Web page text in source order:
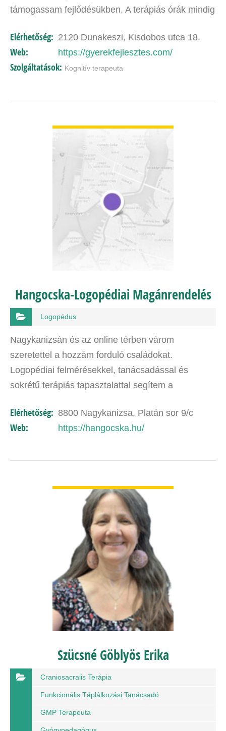
támogassam fejlődésükben. A terápiás órák mindig
sajátosságaikhoz és…
Elérhetőség: 2120 Dunakeszi, Kisdobos utca 18.
Web: https://gyerekfejlesztes.com/
Szolgáltatások: Kognitív terapeuta
Hangocska-Logopédiai Magánrendelés
Logopédus
Nagykanizsán és az online térben várom
szeretettel a hozzám forduló családokat.
Logopédiai felmérésekkel, tanácsadással és
sokrétű terápiás tapasztalattal segítem a
veszek részt szakmai továbbképzéseken,…
Elérhetőség: 8800 Nagykanizsa, Platán sor 9/c
Web: https://hangocska.hu/
Szücsné Göblyös Erika
Craniosacralis Terápia
Funkcionális Táplálkozási Tanácsadó
GMP Terapeuta